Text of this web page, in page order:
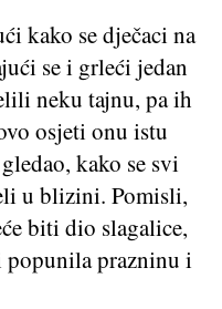
kako se dječaci na
se i grleći jedan
neku tajnu, pa ih
osjeti onu istu
kako se svi
u blizini. Pomisli,
biti dio slagalice,
popunila prazninu i